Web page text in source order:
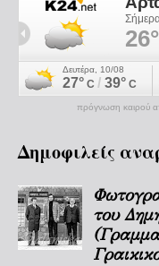
πρόγνωση καιρού
Δημοφιλείς
του